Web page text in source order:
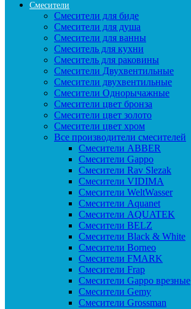
Смесители
Смесители для биде
Смесители для душа
Смесители для ванны
Смеситель для кухни
Смеситель для раковины
Смесители Двухвентильные
Смесители двухвентильные
Смесители Однорычажные
Смесители цвет бронза
Смесители цвет золото
Смесители цвет хром
Все производители смесителей
Cмесители ABBER
Cмесители Gappo
Cмесители Rav Slezak
Cмесители VIDIMA
Cмесители WeltWasser
Смесители Aquanet
Смесители AQUATEK
Смесители BELZ
Смесители Black & White
Смесители Borneo
Смесители FMARK
Смесители Frap
Смесители Gappo врезные
Смесители Gemy
Смесители Grossman